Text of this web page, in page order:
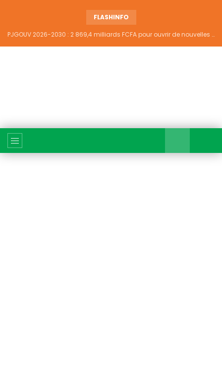
FLASHINFO
PJGOUV 2026-2030 : 2 869,4 milliards FCFA pour ouvrir de nouvelles perspectives à plus de 5,2 millions de jeunes ivoiriens